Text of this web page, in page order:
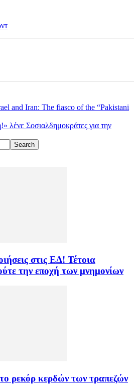
and Iran: The fiasco of the “Pakistani
λένε Σοσιαλδημοκράτες για την
στις ΕΔ! Τέτοια
την εποχή των μνημονίων
ρεκόρ κερδών των τραπεζών